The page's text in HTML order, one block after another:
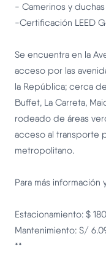
- Camerinos y duchas
-Certificación LEED
Se encuentra en la
acceso por las
la República; cerca
Buffet, La Carreta,
rodeado de áreas
acceso al transporte
metropolitano.
Para más información
Estacionamiento: $
Mantenimiento: S/